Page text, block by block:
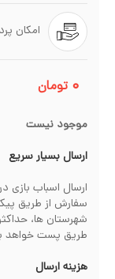
امکان
۰ تومان
موجود نیست
ارسال بسیار سریع
سفارش از طریق
طریق پست خواهد
هزینه ارسال